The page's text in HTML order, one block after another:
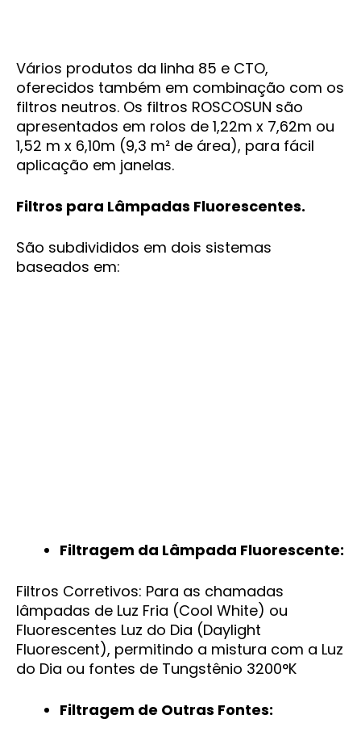
Vários produtos da linha 85 e CTO,
oferecidos também em combinação com os
filtros neutros. Os filtros ROSCOSUN são
apresentados em rolos de 1,22m x 7,62m ou
1,52 m x 6,10m (9,3 m² de área), para fácil
aplicação em janelas.
Filtros para Lâmpadas Fluorescentes.
São subdivididos em dois sistemas
baseados em:
Filtragem da Lâmpada Fluorescente:
Filtros Corretivos: Para as chamadas
lâmpadas de Luz Fria (Cool White) ou
Fluorescentes Luz do Dia (Daylight
Fluorescent), permitindo a mistura com a Luz
do Dia ou fontes de Tungstênio 3200°K
Filtragem de Outras Fontes: